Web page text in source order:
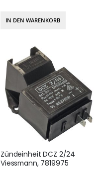
IN DEN WARENKORB
Zündeinheit DCZ 2/24
Viessmann, 7819975